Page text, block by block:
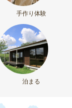
手作り体験
泊まる